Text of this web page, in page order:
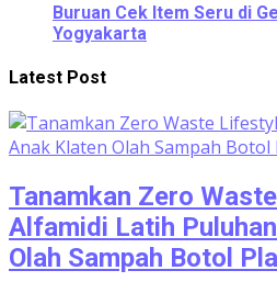
Buruan Cek Item Seru di
Yogyakarta
Latest Post
Tanamkan Zero
Alfamidi Latih
Olah Sampah Botol